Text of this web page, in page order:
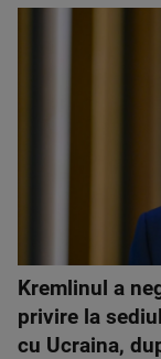
Kremlinul a
privire la
cu Ucraina,